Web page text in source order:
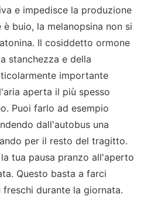
e impedisce la produzione
è buio, la melanopsina non si
Il cosiddetto ormone
stanchezza e della
importante
aperta il più spesso
Puoi farlo ad esempio
dall'autobus una
per il resto del tragitto.
tua pausa pranzo all'aperto
Questo basta a farci
durante la giornata.